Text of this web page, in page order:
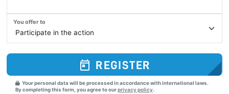
You offer to
REGISTER
Your personal data will be processed in accordance with international laws.
By completing this form, you agree to ourprivacy policy.